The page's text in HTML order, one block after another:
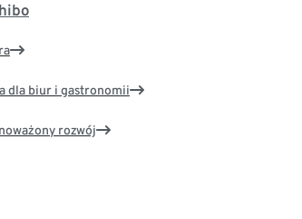
dla biur i gastronomii
rozwój